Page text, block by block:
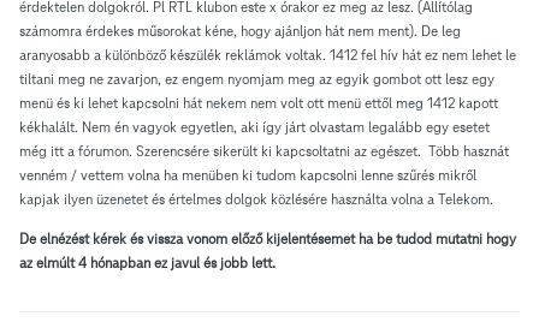
érdektelen dolgokról. Pl RTL klubon este x órakor ez meg az lesz. (Állítólag
számomra érdekes műsorokat kéne, hogy ajánljon hát nem ment). De leg
aranyosabb a különböző készülék reklámok voltak. 1412 fel hív hát ez nem lehet le
tiltani meg ne zavarjon, ez engem nyomjam meg az egyik gombot ott lesz egy
menü és ki lehet kapcsolni hát nekem nem volt ott menü ettől meg 1412 kapott
kékhalált. Nem én vagyok egyetlen, aki így járt olvastam legalább egy esetet
még itt a fórumon. Szerencsére sikerült ki kapcsoltatni az egészet. Több hasznát
venném / vettem volna ha menüben ki tudom kapcsolni lenne szűrés mikről
kapjak ilyen üzenetet és értelmes dolgok közlésére használta volna a Telekom.
De elnézést kérek és vissza vonom előző kijelentésemet ha be tudod mutatni hogy
az elmúlt 4 hónapban ez javul és jobb lett.